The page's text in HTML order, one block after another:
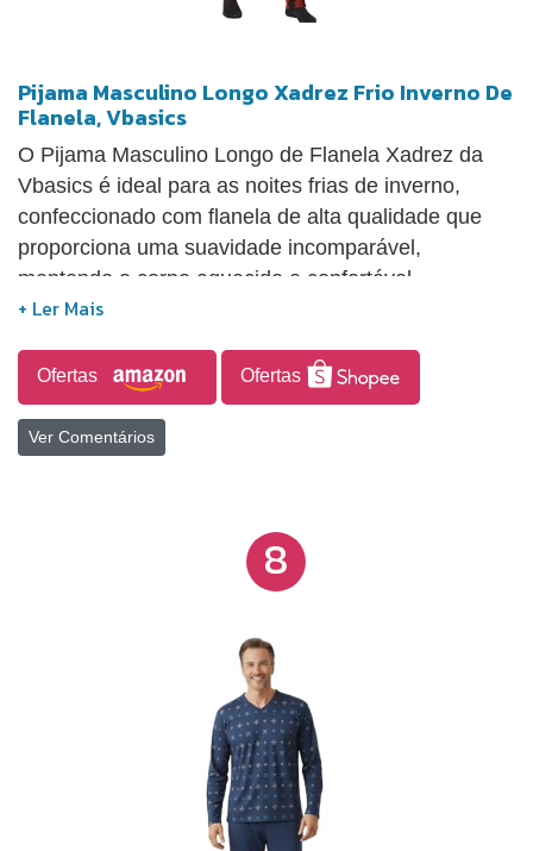
Pijama Masculino Longo Xadrez Frio Inverno De
Flanela, Vbasics
O Pijama Masculino Longo de Flanela Xadrez da
Vbasics é ideal para as noites frias de inverno,
confeccionado com flanela de alta qualidade que
proporciona uma suavidade incomparável,
mantendo o corpo aquecido e confortável.
Apresenta um design clássico, com padrão xadrez
estilo. Sua modelagem ajustada permite liberdade
de movimento, e a durabilidade do tecido assegura
o uso por várias temporadas. É uma excelente
Ofertas Ofertas
Ver Comentários
8